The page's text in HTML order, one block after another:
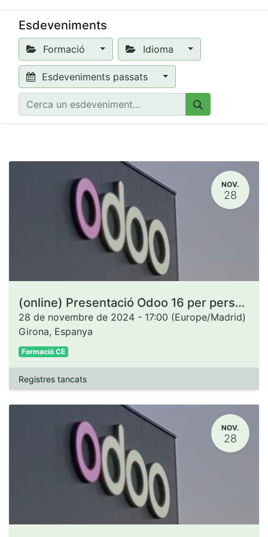
Esdeveniments
Formació Idioma
Esdeveniments passats
NOV.
28
(online) Presentació Odoo 16 per persones administradores de CCEE
28 de novembre de 2024 - 17:00 (Europe/Madrid)
Girona, Espanya
Formació CE
Registres tancats
NOV.
28